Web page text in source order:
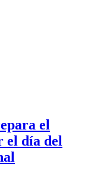
el
el día del